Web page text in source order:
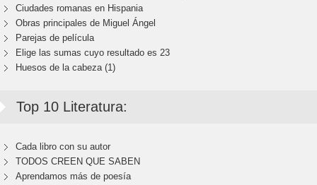
Ciudades romanas en Hispania
Obras principales de Miguel Ángel
Parejas de película
Elige las sumas cuyo resultado es 23
Huesos de la cabeza (1)
Top 10 Literatura:
Cada libro con su autor
TODOS CREEN QUE SABEN
Aprendamos más de poesía